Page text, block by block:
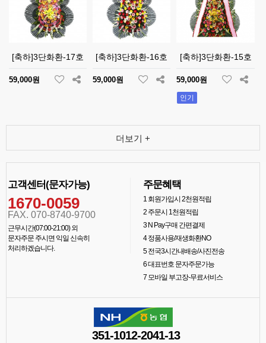
[축하]3단화환-17호
59,000원
[축하]3단화환-16호
59,000원
[축하]3단화환-15호
59,000원
인기
더보기 +
고객센터(문자가능)
1670-0059
FAX. 070-8740-9700
근무시간(07:00-21:00) 외
문자주문 주시면 익일 신속히
처리하겠습니다.
주문혜택
1회원가입시 2천원적립
2주문시 1천원적립
3N Pay구매 간편결제
4정품사용/재생화환NO
5전국3시간내배송/사진전송
6대표번호 문자주문가능
7모바일 부고장-무료서비스
351-1012-2041-13